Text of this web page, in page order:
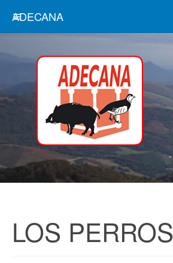
ADECANA
LOS PERROS